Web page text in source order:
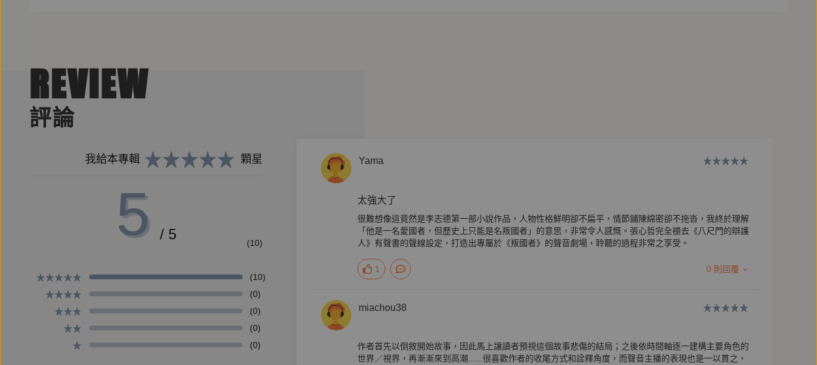
【名人推薦】
王丹｜對話中國智庫所長、朱宥勳｜作家、汪浩｜國際政經專家、臥斧｜作家、胡忠信｜歷史學者
★ 改編自兩岸最高層級間諜案「少康專案」真人真事，臺灣第一本諜報小說！
★ 二十年政治記者、資深媒體人李志德首部長篇，精彩演繹1949年分治以來，最驚心動魄的一場情報戰！
★ 致敬勒卡雷！時代之下的餘人與餘生，細膩刻劃九〇年代諜戰背後的利益與權謀、人性與家國。
1969年生的天蠍座。
REVIEW
評論
我給本專輯 顆星
5 / 5
(10)
(10)
(0)
(0)
(0)
(0)
Yama
太強大了
很難想像這竟然是李志德第一部小說作品，人物性格鮮明卻不扁平，情節鋪陳綿密卻不拖沓，我終於理解
「他是一名愛國者，但歷史上只能是名叛國者」的意思，非常令人感慨。張心哲完全褪去《八尺門的辯護
人》有聲書的聲線設定，打造出專屬於《叛國者》的聲音劇場，聆聽的過程非常之享受。
1 0 則回覆
miachou38
作者首先以倒敘開始故事，因此馬上讓讀者預視這個故事悲傷的結局；之後依時間軸逐一建構主要角色的
世界／視界，再漸漸來到高潮......很喜歡作者的收尾方式和詮釋角度，而聲音主播的表現也是一以貫之，